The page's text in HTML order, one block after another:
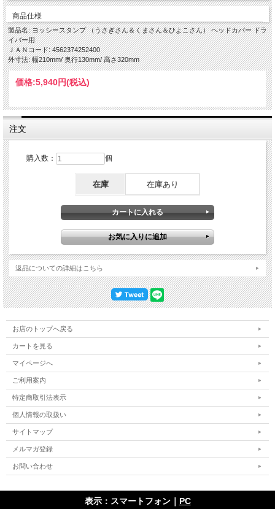
商品仕様
製品名: ヨッシースタンプ （うさぎさん＆くまさん＆ひよこさん） ヘッドカバー ドラ
イバー用
ＪＡＮコード: 4562374252400
外寸法: 幅210mm/ 奥行130mm/ 高さ320mm
価格:5,940円(税込)
注文
購入数： 個
在庫 在庫あり
返品についての詳細はこちら
お店のトップへ戻る
カートを見る
マイページへ
ご利用案内
特定商取引法表示
個人情報の取扱い
サイトマップ
メルマガ登録
お問い合わせ
表示：スマートフォン｜ PC